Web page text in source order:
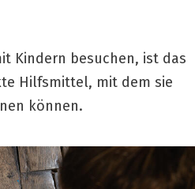
Kindern besuchen, ist das
Hilfsmittel, mit dem sie
können.